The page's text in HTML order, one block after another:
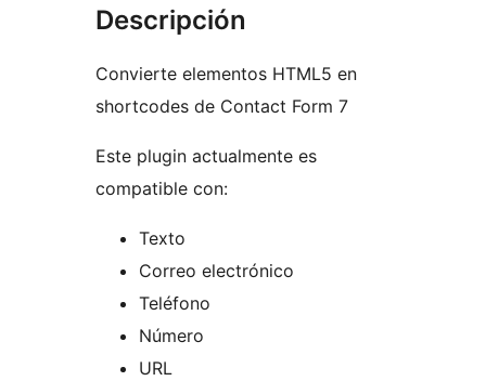
Descripción
Convierte elementos HTML5 en
shortcodes de Contact Form 7
Este plugin actualmente es
compatible con:
Texto
Correo electrónico
Teléfono
Número
URL